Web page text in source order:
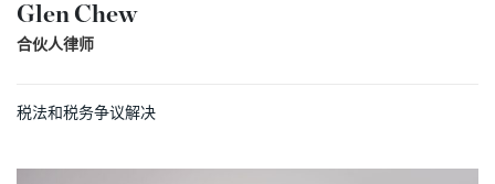
Glen Chew
合伙人律师
税法和税务争议解决